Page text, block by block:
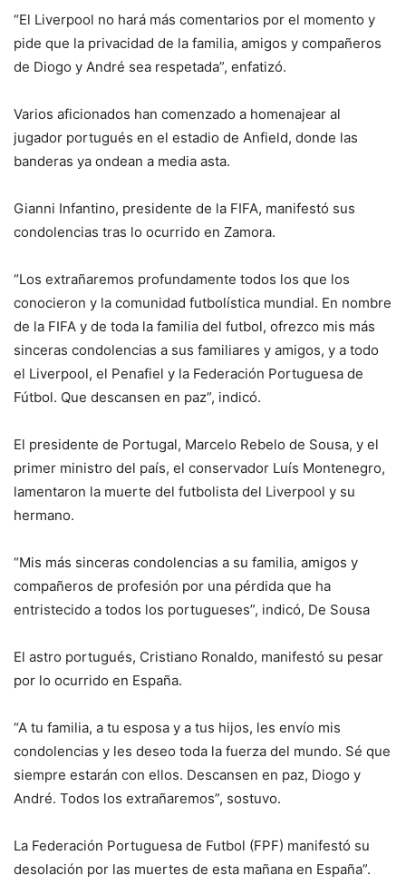
“El Liverpool no hará más comentarios por el momento y
pide que la privacidad de la familia, amigos y compañeros
de Diogo y André sea respetada”, enfatizó.
Varios aficionados han comenzado a homenajear al
jugador portugués en el estadio de Anfield, donde las
banderas ya ondean a media asta.
Gianni Infantino, presidente de la FIFA, manifestó sus
condolencias tras lo ocurrido en Zamora.
“Los extrañaremos profundamente todos los que los
conocieron y la comunidad futbolística mundial. En nombre
de la FIFA y de toda la familia del futbol, ofrezco mis más
sinceras condolencias a sus familiares y amigos, y a todo
el Liverpool, el Penafiel y la Federación Portuguesa de
Fútbol. Que descansen en paz”, indicó.
El presidente de Portugal, Marcelo Rebelo de Sousa, y el
primer ministro del país, el conservador Luís Montenegro,
lamentaron la muerte del futbolista del Liverpool y su
hermano.
“Mis más sinceras condolencias a su familia, amigos y
compañeros de profesión por una pérdida que ha
entristecido a todos los portugueses”, indicó, De Sousa
El astro portugués, Cristiano Ronaldo, manifestó su pesar
por lo ocurrido en España.
“A tu familia, a tu esposa y a tus hijos, les envío mis
condolencias y les deseo toda la fuerza del mundo. Sé que
siempre estarán con ellos. Descansen en paz, Diogo y
André. Todos los extrañaremos”, sostuvo.
La Federación Portuguesa de Futbol (FPF) manifestó su
desolación por las muertes de esta mañana en España”.